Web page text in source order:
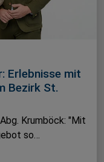
Erlebnisse mit
Bezirk St.
Krumböck: "Mit
so…